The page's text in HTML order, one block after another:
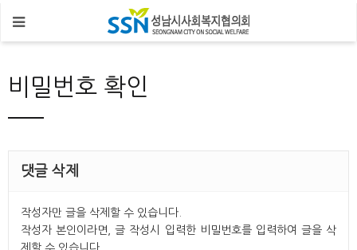
비밀번호 확인
댓글 삭제
작성자만 글을 삭제할 수 있습니다.
작성자 본인이라면, 글 작성시 입력한 비밀번호를 입력하여 글을 삭
제할 수 있습니다.